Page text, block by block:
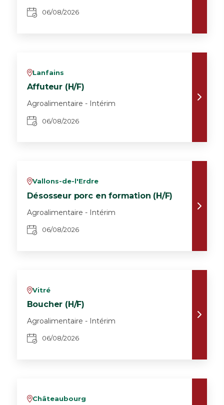
06/08/2026
vLanfains
Affuteur (H/F)
Agroalimentaire - Intérim
06/08/2026
vVallons-de-l'Erdre
Désosseur porc en formation (H/F)
Agroalimentaire - Intérim
06/08/2026
vVitré
Boucher (H/F)
Agroalimentaire - Intérim
06/08/2026
vChâteaubourg